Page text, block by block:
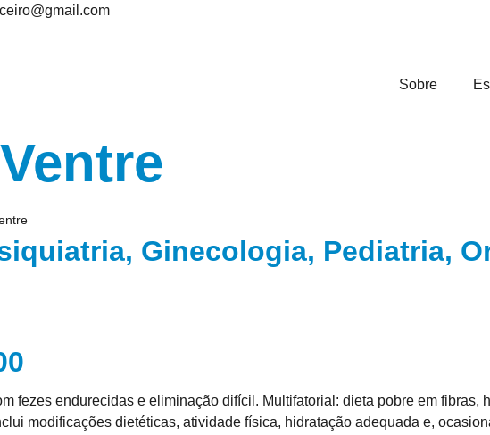
Sobre
Ginecologia, Pediatria,
fezes endurecidas e eliminação difícil. Multifatorial: dieta pobre em
modificações dietéticas, atividade física, hidratação adequada e,